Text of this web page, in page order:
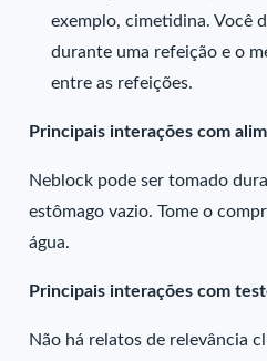
exemplo, cimetidina. Você
durante uma refeição e o
entre as refeições.
Principais interações com
Neblock pode ser tomado
estômago vazio. Tome o
água.
Principais interações com
Não há relatos de relevância